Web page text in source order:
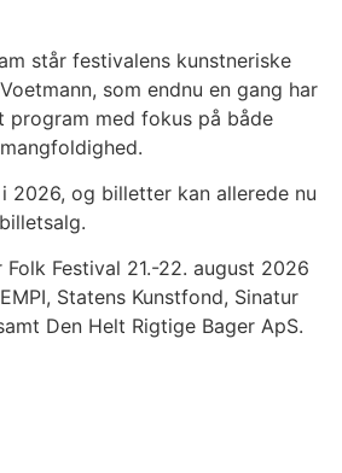
står festivalens kunstneriske
som endnu en gang har
program med fokus på både
2026, og billetter kan allerede nu
Festival 21.-22. august 2026
Statens Kunstfond, Sinatur
Den Helt Rigtige Bager ApS.